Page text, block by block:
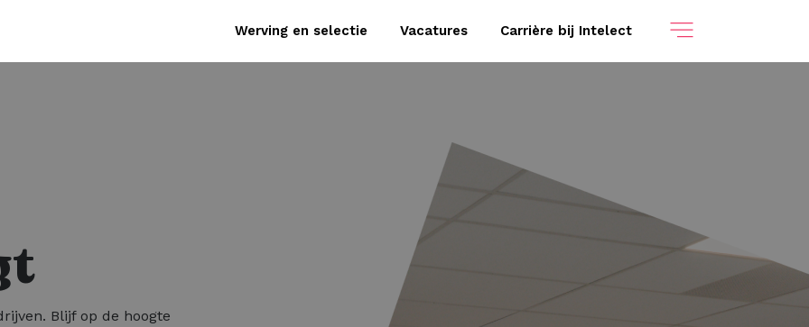
Werving en selectie Vacatures Carrière bij Intelect
Blijf op de hoogte